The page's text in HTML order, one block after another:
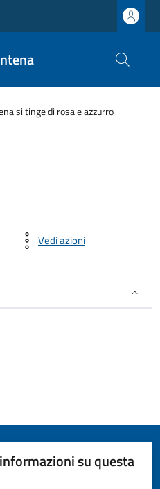
si tinge di rosa e azzurro
Vedi azioni
su questa